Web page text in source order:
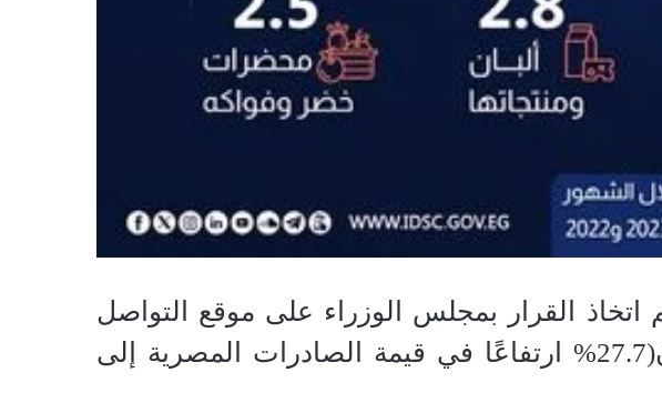
القرار بمجلس الوزراء على موقع التواصل
الاجتماعي فيسبوك انفوجرافا جديدا تحت عنوان(27.7% ارتفاعًا في قيمة الصادرات المصرية إلى